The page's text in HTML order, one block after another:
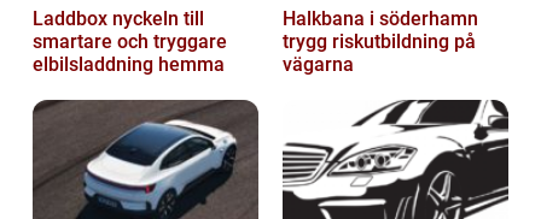
Laddbox nyckeln till
smartare och tryggare
elbilsladdning hemma
Halkbana i söderhamn
trygg riskutbildning på
vägarna